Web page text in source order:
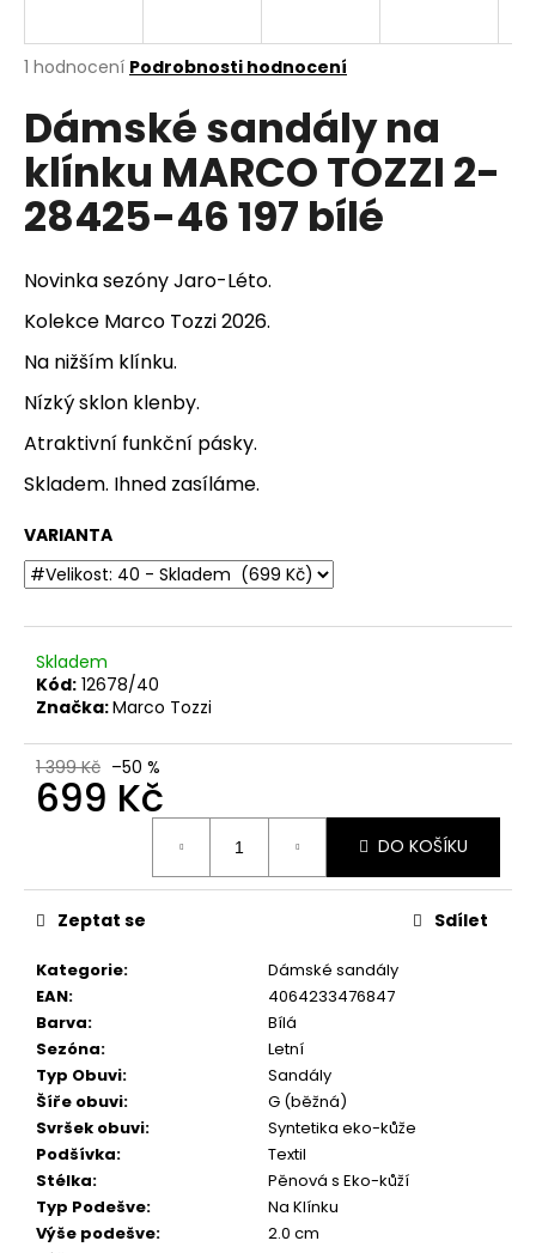
Průměrné
produktu
je
5,0
5
hvězdiček.
1 hodnocení Podrobnosti hodnocení
Dámské sandály na
klínku MARCO TOZZI 2-
28425-46 197 bílé
Novinka sezóny Jaro-Léto.
Kolekce Marco Tozzi 2026.
Na nižším klínku.
Nízký sklon klenby.
Atraktivní funkční pásky.
Skladem. Ihned zasíláme.
VARIANTA
Skladem
Kód: 12678/40
Značka:Marco Tozzi
1 399 Kč –50 %
699 Kč
DO KOŠÍKU
Kategorie:
Dámské sandály
EAN:
4064233476847
Barva:
Bílá
Sezóna:
Letní
Typ Obuvi:
Sandály
Šíře obuvi:
G (běžná)
Svršek obuvi:
Syntetika eko-kůže
Podšívka:
Textil
Stélka:
Pěnová s Eko-kůží
Typ Podešve:
Na Klínku
Výše podešve:
2.0 cm
Zeptat se Sdílet
j
t
?
HLEDAT
o
p
o
r
č
u
j
e
e
DÁMSKÉ
SANDÁLY
NA
KLÍNKU
46-
RŮŽOVÉ
Kč
Původně:
399
Kč